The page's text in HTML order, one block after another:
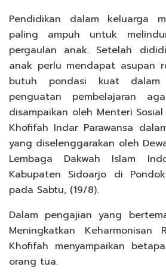
Pendidikan dalam keluarga
paling ampuh untuk
pergaulan anak. Setelah
anak perlu mendapat asupan
butuh pondasi kuat dalam
penguatan pembelajaran
disampaikan oleh Menteri
Khofifah Indar Parawansa
yang diselenggarakan oleh
Lembaga Dakwah Islam
Kabupaten Sidoarjo di
pada Sabtu, (19/8).
Dalam pengajian yang
Meningkatkan Keharmonisan
Khofifah menyampaikan
orang tua.